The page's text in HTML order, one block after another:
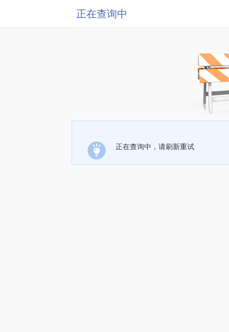
正在查询中
正在查询中，请刷新重试